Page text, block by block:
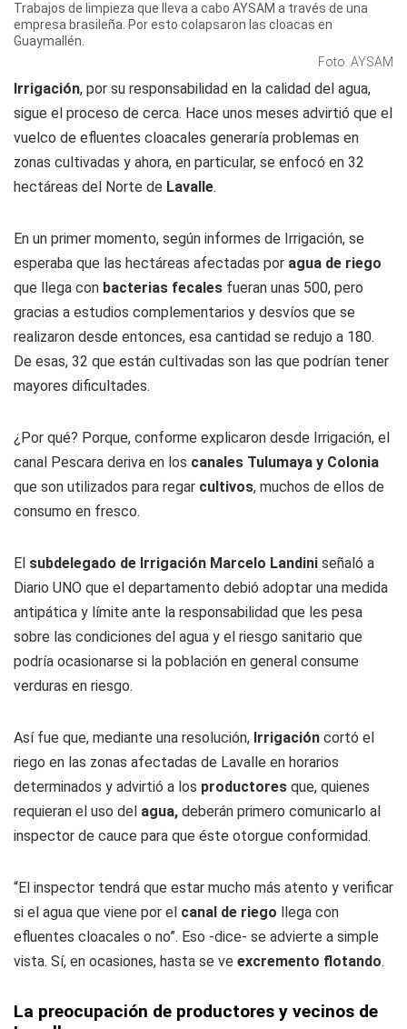
Trabajos de limpieza que lleva a cabo AYSAM a través de una
empresa brasileña. Por esto colapsaron las cloacas en
Guaymallén.
Foto: AYSAM
Irrigación, por su responsabilidad en la calidad del agua,
sigue el proceso de cerca. Hace unos meses advirtió que el
vuelco de efluentes cloacales generaría problemas en
zonas cultivadas y ahora, en particular, se enfocó en 32
hectáreas del Norte de Lavalle.
En un primer momento, según informes de Irrigación, se
esperaba que las hectáreas afectadas por agua de riego
que llega con bacterias fecales fueran unas 500, pero
gracias a estudios complementarios y desvíos que se
realizaron desde entonces, esa cantidad se redujo a 180.
De esas, 32 que están cultivadas son las que podrían tener
mayores dificultades.
¿Por qué? Porque, conforme explicaron desde Irrigación, el
canal Pescara deriva en los canales Tulumaya y Colonia
que son utilizados para regar cultivos, muchos de ellos de
consumo en fresco.
El subdelegado de Irrigación Marcelo Landini señaló a
Diario UNO que el departamento debió adoptar una medida
antipática y límite ante la responsabilidad que les pesa
sobre las condiciones del agua y el riesgo sanitario que
podría ocasionarse si la población en general consume
verduras en riesgo.
Así fue que, mediante una resolución, Irrigación cortó el
riego en las zonas afectadas de Lavalle en horarios
determinados y advirtió a los productores que, quienes
requieran el uso del agua, deberán primero comunicarlo al
inspector de cauce para que éste otorgue conformidad.
“El inspector tendrá que estar mucho más atento y verificar
si el agua que viene por el canal de riego llega con
efluentes cloacales o no”. Eso -dice- se advierte a simple
vista. Sí, en ocasiones, hasta se ve excremento flotando.
La preocupación de productores y vecinos de